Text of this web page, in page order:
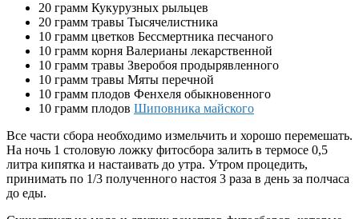
20 грамм Кукурузных рыльцев
20 грамм травы Тысячелистника
10 грамм цветков Бессмертника песчаного
10 грамм корня Валерианы лекарственной
10 грамм травы Зверобоя продырявленного
10 грамм травы Мяты перечной
10 грамм плодов Фенхеля обыкновенного
10 грамм плодов Шиповника майского
Все части сбора необходимо измельчить и хорошо перемешать.
На ночь 1 столовую ложку фитосбора залить в термосе 0,5
литра кипятка и настаивать до утра. Утром процедить,
принимать по 1/3 полученного настоя 3 раза в день за полчаса
до еды.